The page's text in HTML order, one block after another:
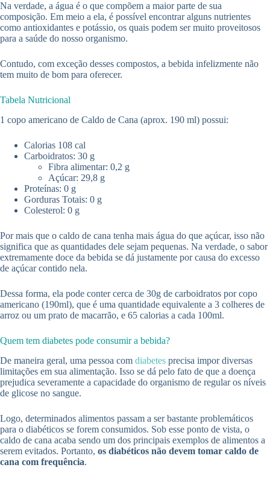
Na verdade, a água é o que compõem a maior parte de sua
composição. Em meio a ela, é possível encontrar alguns nutrientes
como antioxidantes e potássio, os quais podem ser muito proveitosos
para a saúde do nosso organismo.
Contudo, com exceção desses compostos, a bebida infelizmente não
tem muito de bom para oferecer.
Tabela Nutricional
1 copo americano de Caldo de Cana (aprox. 190 ml) possui:
Calorias 108 cal
Carboidratos: 30 g
Fibra alimentar: 0,2 g
Açúcar: 29,8 g
Proteínas: 0 g
Gorduras Totais: 0 g
Colesterol: 0 g
Por mais que o caldo de cana tenha mais água do que açúcar, isso não
significa que as quantidades dele sejam pequenas. Na verdade, o sabor
extremamente doce da bebida se dá justamente por causa do excesso
de açúcar contido nela.
Dessa forma, ela pode conter cerca de 30g de carboidratos por copo
americano (190ml), que é uma quantidade equivalente a 3 colheres de
arroz ou um prato de macarrão, e 65 calorias a cada 100ml.
Quem tem diabetes pode consumir a bebida?
De maneira geral, uma pessoa com diabetes precisa impor diversas
limitações em sua alimentação. Isso se dá pelo fato de que a doença
prejudica severamente a capacidade do organismo de regular os níveis
de glicose no sangue.
Logo, determinados alimentos passam a ser bastante problemáticos
para o diabéticos se forem consumidos. Sob esse ponto de vista, o
caldo de cana acaba sendo um dos principais exemplos de alimentos a
serem evitados. Portanto, os diabéticos não devem tomar caldo de
cana com frequência.